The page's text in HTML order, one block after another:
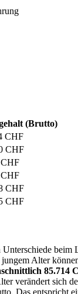
(Brutto)
CHF
CHF
CHF
CHF
Unterschiede beim
Alter
85.714
verändert sich
Das entspricht